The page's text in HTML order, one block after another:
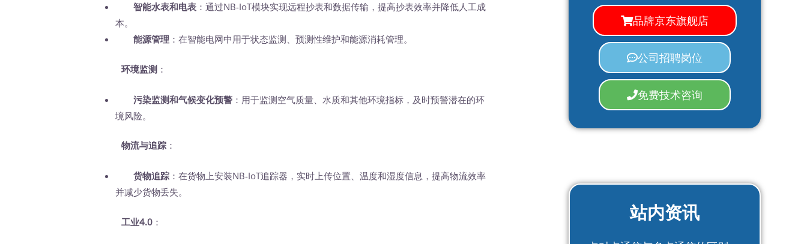
智能水表和电表 ：通过NB-IoT模块实现远程抄表和数据传输，提高抄表效率并降低人工成
本。
能源管理 ：在智能电网中用于状态监测、预测性维护和能源消耗管理。
环境监测 ：
污染监测和气候变化预警 ：用于监测空气质量、水质和其他环境指标，及时预警潜在的环
境风险。
物流与追踪 ：
货物追踪 ：在货物上安装NB-IoT追踪器，实时上传位置、温度和湿度信息，提高物流效率
并减少货物丢失。
工业4.0 ：
品牌京东旗舰店
公司招聘岗位
免费技术咨询
站内资讯